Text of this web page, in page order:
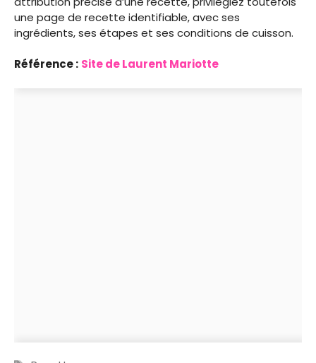
une page de recette identifiable, avec ses
ingrédients, ses étapes et ses conditions de cuisson.
Référence : Site de Laurent Mariotte